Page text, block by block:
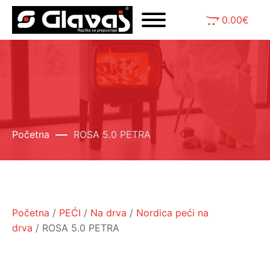
0.00€
Početna ROSA 5.0 PETRA
Početna / PEĆI / Na drva / Nordica peći na
drva / ROSA 5.0 PETRA